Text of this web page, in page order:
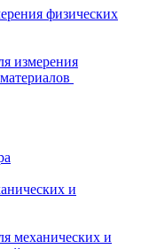
физических
измерения
и
механических и